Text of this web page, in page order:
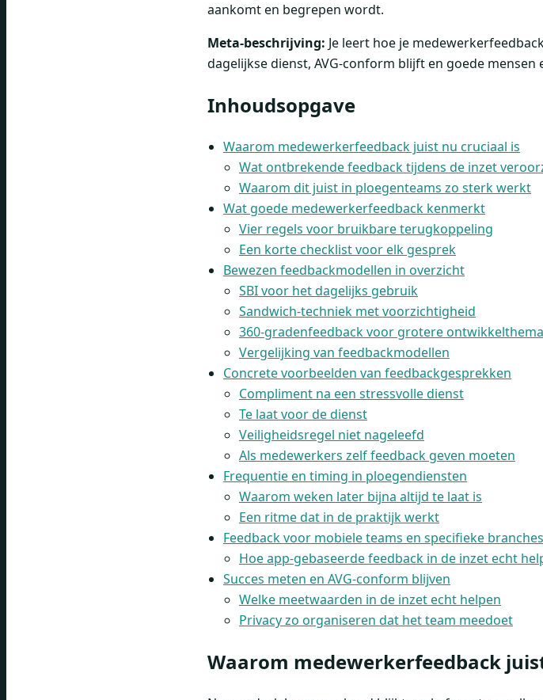
aankomt en begrepen wordt.
Meta-beschrijving: Je leert hoe je
dagelijkse dienst, AVG-conform blijft en goede
Inhoudsopgave
Waarom medewerkerfeedback juist nu cruciaal is
Wat ontbrekende feedback tijdens de inzet
Waarom dit juist in ploegenteams zo sterk werkt
Wat goede medewerkerfeedback kenmerkt
Vier regels voor bruikbare terugkoppeling
Een korte checklist voor elk gesprek
Bewezen feedbackmodellen in overzicht
SBI voor het dagelijks gebruik
Sandwich-techniek met voorzichtigheid
360-gradenfeedback voor grotere
Vergelijking van feedbackmodellen
Concrete voorbeelden van feedbackgesprekken
Compliment na een stressvolle dienst
Te laat voor de dienst
Veiligheidsregel niet nageleefd
Als medewerkers zelf feedback geven moeten
Frequentie en timing in ploegendiensten
Waarom weken later bijna altijd te laat is
Een ritme dat in de praktijk werkt
Feedback voor mobiele teams en specifieke branches
Hoe app-gebaseerde feedback in de inzet echt
Succes meten en AVG-conform blijven
Welke meetwaarden in de inzet echt helpen
Privacy zo organiseren dat het team meedoet
Waarom medewerkerfeedback